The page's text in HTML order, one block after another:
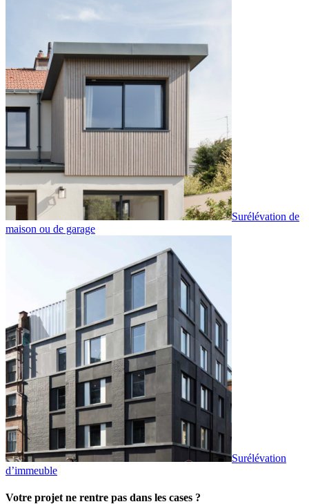
Surélévation de
maison ou de garage
Surélévation
d’immeuble
Votre projet ne rentre pas dans les cases ?